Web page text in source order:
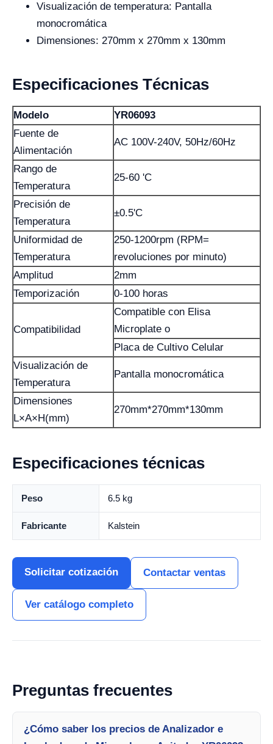
Visualización de temperatura: Pantalla
monocromática
Dimensiones: 270mm x 270mm x 130mm
Especificaciones Técnicas
Modelo
YR06093
Fuente de
Alimentación
AC 100V-240V, 50Hz/60Hz
Rango de
Temperatura
25-60 'C
Precisión de
Temperatura
±0.5'C
Uniformidad de
Temperatura
250-1200rpm (RPM=
revoluciones por minuto)
Amplitud
2mm
Temporización
0-100 horas
Compatibilidad
Compatible con Elisa
Microplate o
Placa de Cultivo Celular
Visualización de
Temperatura
Pantalla monocromática
Dimensiones
L×A×H(mm)
270mm*270mm*130mm
Especificaciones técnicas
Peso 6.5 kg
Fabricante Kalstein
Solicitar cotización Contactar ventas
Ver catálogo completo
Preguntas frecuentes
¿Cómo saber los precios de Analizador e